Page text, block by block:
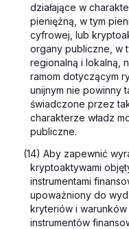
działające w
pieniężną, w tym
cyfrowej, lub
organy publiczne, w
regionalną i lokalną,
ramom dotyczącym
unijnym nie powinny
świadczone przez
charakterze władz
publiczne.
(14) Aby zapewnić
kryptoaktywami
instrumentami
upoważniony do
kryteriów i
instrumentów